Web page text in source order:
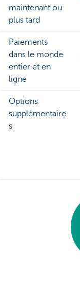
maintenant ou
plus tard
Paiements
dans le monde
entier et en
ligne
Options
supplémentaire
s